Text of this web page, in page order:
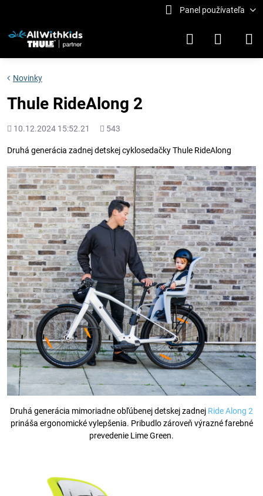
Panel používateľa
Novinky
Thule RideAlong 2
Pridané
10.12.2024 15:52.21
Počet
543
Druhá generácia zadnej detskej cyklosedačky Thule RideAlong
Druhá generácia mimoriadne obľúbenej detskej zadnej Ride Along 2
prináša ergonomické vylepšenia. Pribudlo zároveň výrazné farebné
prevedenie Lime Green.